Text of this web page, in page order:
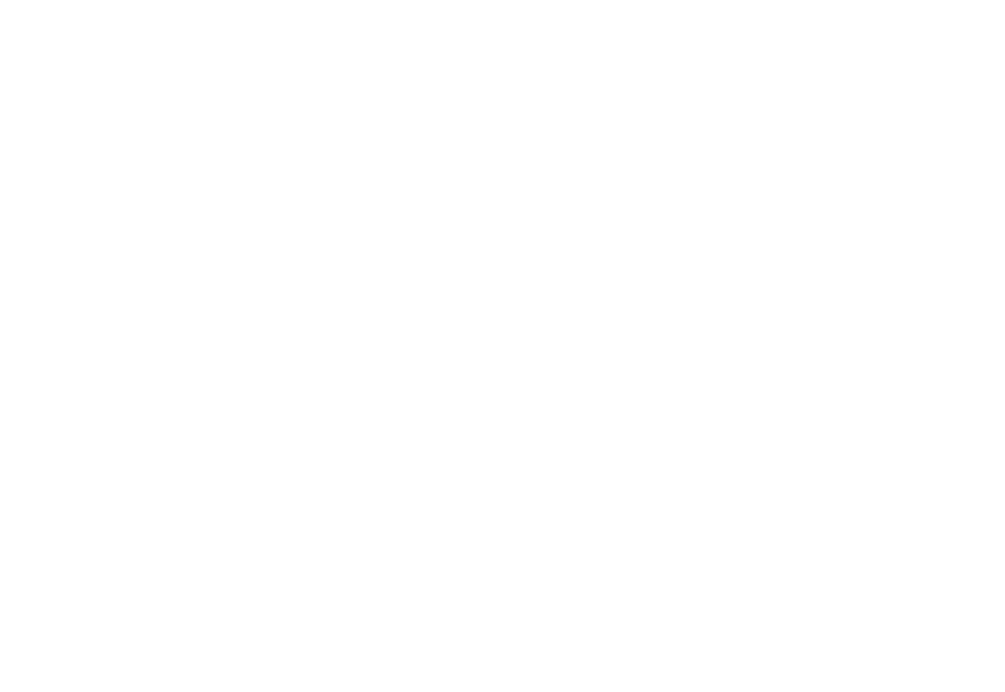
von Familie Menoud und erlebt, wie das DeLaval-Melkkarussell den Alltag erleichtert. Die innovative Technik sorgt für effiziente Abläufe
MB Trac 1000 + MB Trac 1000/2x Fendt 916 Vario + Fendt 828 Vario/ MF 6499 + MF 7726 S.